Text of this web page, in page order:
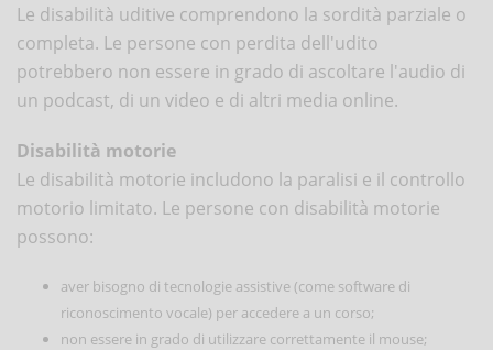
Le disabilità uditive comprendono la sordità parziale o
completa. Le persone con perdita dell'udito
potrebbero non essere in grado di ascoltare l'audio di
un podcast, di un video e di altri media online.
Disabilità motorie
Le disabilità motorie includono la paralisi e il controllo
motorio limitato. Le persone con disabilità motorie
possono:
aver bisogno di tecnologie assistive (come software di
riconoscimento vocale) per accedere a un corso;
non essere in grado di utilizzare correttamente il mouse;